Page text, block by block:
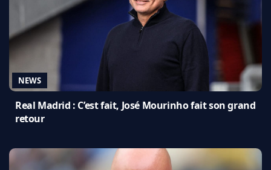
NEWS
Real Madrid : C’est fait, José Mourinho fait son grand
retour